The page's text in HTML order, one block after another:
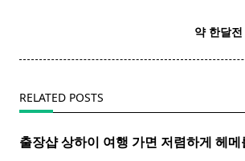
text">Page</span>
약 한달
RELATED POSTS
출장샵 상하이 여행 가면 저렴하게 헤메